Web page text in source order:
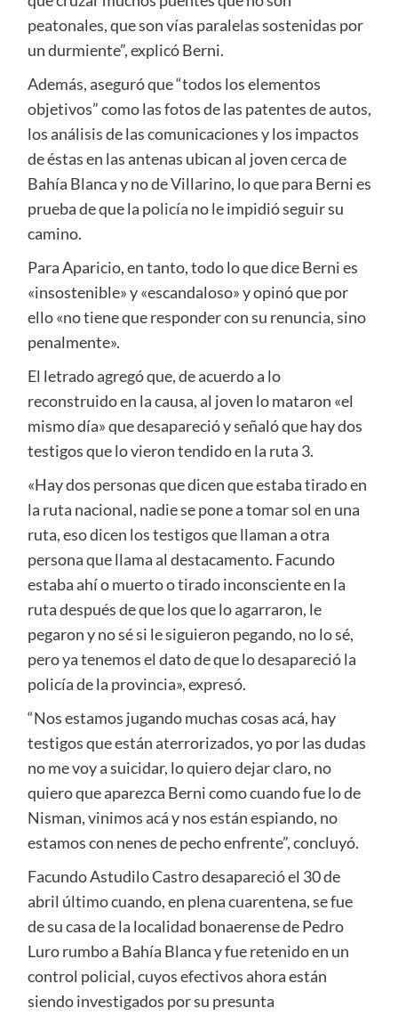
peatonales, que son vías paralelas sostenidas por
un durmiente”, explicó Berni.
Además, aseguró que “todos los elementos
objetivos” como las fotos de las patentes de autos,
los análisis de las comunicaciones y los impactos
de éstas en las antenas ubican al joven cerca de
Bahía Blanca y no de Villarino, lo que para Berni es
prueba de que la policía no le impidió seguir su
camino.
Para Aparicio, en tanto, todo lo que dice Berni es
«insostenible» y «escandaloso» y opinó que por
ello «no tiene que responder con su renuncia, sino
penalmente».
El letrado agregó que, de acuerdo a lo
reconstruido en la causa, al joven lo mataron «el
mismo día» que desapareció y señaló que hay dos
testigos que lo vieron tendido en la ruta 3.
«Hay dos personas que dicen que estaba tirado en
la ruta nacional, nadie se pone a tomar sol en una
ruta, eso dicen los testigos que llaman a otra
persona que llama al destacamento. Facundo
estaba ahí o muerto o tirado inconsciente en la
ruta después de que los que lo agarraron, le
pegaron y no sé si le siguieron pegando, no lo sé,
pero ya tenemos el dato de que lo desapareció la
policía de la provincia», expresó.
“Nos estamos jugando muchas cosas acá, hay
testigos que están aterrorizados, yo por las dudas
no me voy a suicidar, lo quiero dejar claro, no
quiero que aparezca Berni como cuando fue lo de
Nisman, vinimos acá y nos están espiando, no
estamos con nenes de pecho enfrente”, concluyó.
Facundo Astudilo Castro desapareció el 30 de
abril último cuando, en plena cuarentena, se fue
de su casa de la localidad bonaerense de Pedro
Luro rumbo a Bahía Blanca y fue retenido en un
control policial, cuyos efectivos ahora están
siendo investigados por su presunta